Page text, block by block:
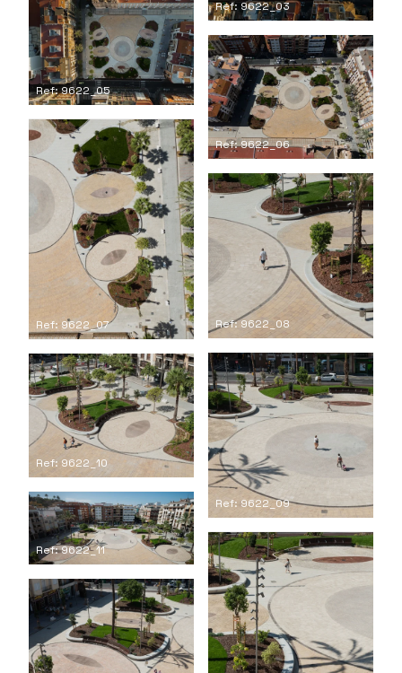
Ref: 9622_03
Ref: 9622_05
Ref: 9622_06
Ref: 9622_07 Ref: 9622_08
Ref: 9622_09
Ref: 9622_10
Ref: 9622_11